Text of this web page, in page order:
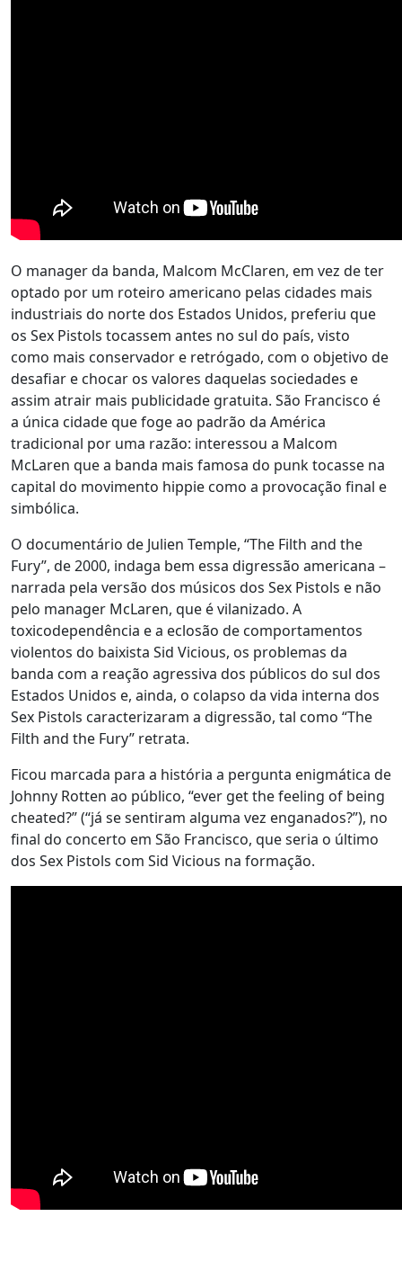
O manager da banda, Malcom McClaren, em vez de ter
optado por um roteiro americano pelas cidades mais
industriais do norte dos Estados Unidos, preferiu que
os Sex Pistols tocassem antes no sul do país, visto
como mais conservador e retrógado, com o objetivo de
desafiar e chocar os valores daquelas sociedades e
assim atrair mais publicidade gratuita. São Francisco é
a única cidade que foge ao padrão da América
tradicional por uma razão: interessou a Malcom
McLaren que a banda mais famosa do punk tocasse na
capital do movimento hippie como a provocação final e
simbólica.
O documentário de Julien Temple, “The Filth and the
Fury”, de 2000, indaga bem essa digressão americana –
narrada pela versão dos músicos dos Sex Pistols e não
pelo manager McLaren, que é vilanizado. A
toxicodependência e a eclosão de comportamentos
violentos do baixista Sid Vicious, os problemas da
banda com a reação agressiva dos públicos do sul dos
Estados Unidos e, ainda, o colapso da vida interna dos
Sex Pistols caracterizaram a digressão, tal como “The
Filth and the Fury” retrata.
Ficou marcada para a história a pergunta enigmática de
Johnny Rotten ao público, “ever get the feeling of being
cheated?” (“já se sentiram alguma vez enganados?”), no
final do concerto em São Francisco, que seria o último
dos Sex Pistols com Sid Vicious na formação.